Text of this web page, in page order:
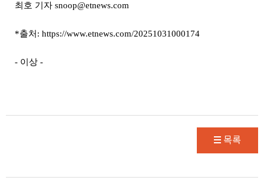
최호 기자 snoop@etnews.com
*출처: https://www.etnews.com/20251031000174
- 이상 -
목록